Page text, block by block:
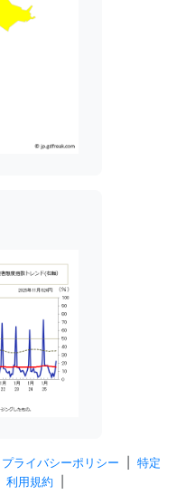
プライバシーポリシー
特定
利用規約